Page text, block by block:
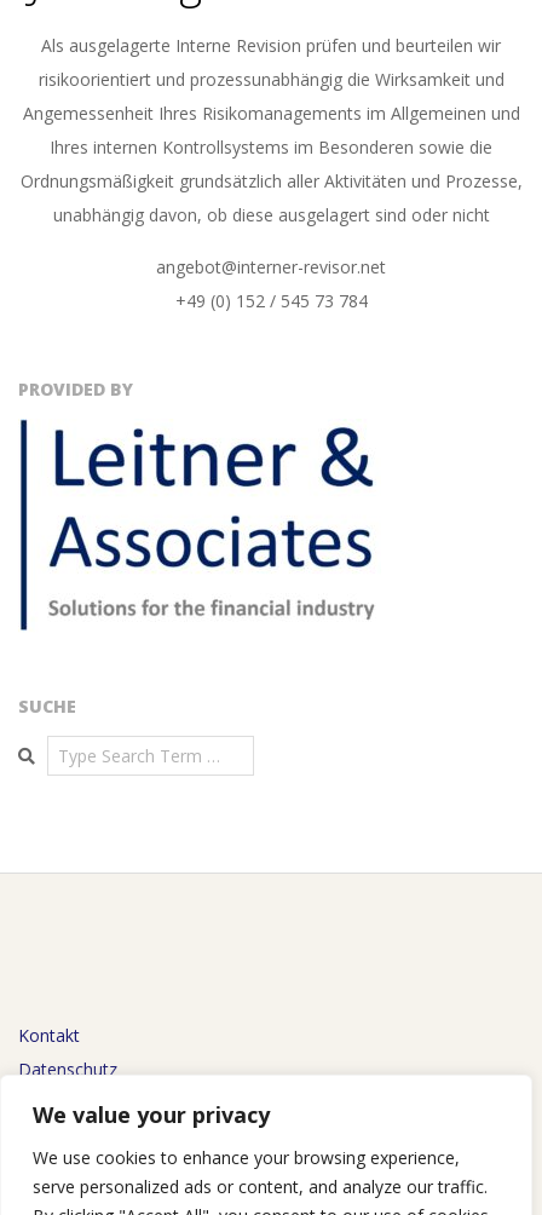
We value your privacy
We use cookies to enhance your browsing experience,
serve personalized ads or content, and analyze our traffic.
Als ausgelagerte Interne Revision prüfen und beurteilen wir
risikoorientiert und prozessunabhängig die Wirksamkeit und
Angemessenheit Ihres Risikomanagements im Allgemeinen und
Ihres internen Kontrollsystems im Besonderen sowie die
Ordnungsmäßigkeit grundsätzlich aller Aktivitäten und Prozesse,
unabhängig davon, ob diese ausgelagert sind oder nicht
angebot@interner-revisor.net
+49 (0) 152 / 545 73 784
PROVIDED BY
SUCHE
Search
Kontakt
Datenschutz
Impressum